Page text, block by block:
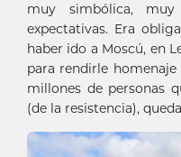
muy simbólica,
expectativas. Era
haber ido a Moscú, en
para rendirle
millones de personas
(de la resistencia),